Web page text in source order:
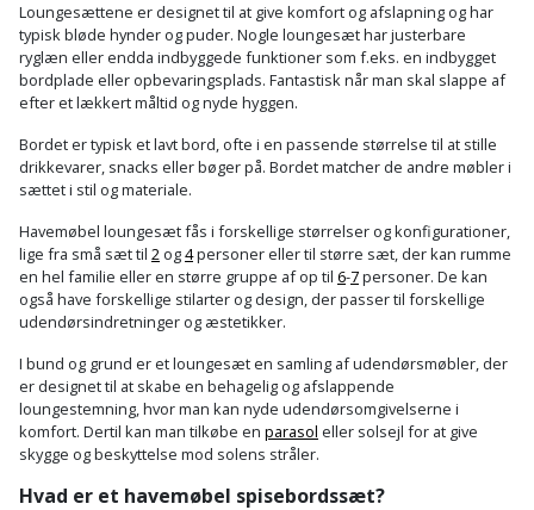
Rumdeler
Sand
og
grus
Skruer,
bolte
og
møtrikker
Skunklem
Søm
Sternbeklædning
Målebånd
Markeringsværktøj
Mejsel
Murerværktøj
Nedstryger
Nøgleværktøj
Økse
Oliekande
Forlængerledning
Fugepistol
Fugtmåler
Gipsskruemaskine
Girafsliber
Girafsliber
tilbehør
Høvl
kajak
Havemøbler
Havepleje
Haveredskaber
Haveslange
og
tilbehør
Havetilbehør
Hegn
Højbede
Loungesættene er designet til at give komfort og afslapning og har
typisk bløde hynder og puder. Nogle loungesæt har justerbare
ryglæn eller endda indbyggede funktioner som f.eks. en indbygget
bordplade eller opbevaringsplads. Fantastisk når man skal slappe af
efter et lækkert måltid og nyde hyggen.
Bordet er typisk et lavt bord, ofte i en passende størrelse til at stille
drikkevarer, snacks eller bøger på. Bordet matcher de andre møbler i
sættet i stil og materiale.
Havemøbel loungesæt fås i forskellige størrelser og konfigurationer,
lige fra små sæt til 2 og4personer eller til større sæt, der kan rumme
en hel familie eller en større gruppe af op til 6-7personer. De kan
også have forskellige stilarter og design, der passer til forskellige
udendørsindretninger og æstetikker.
I bund og grund er et loungesæt en samling af udendørsmøbler, der
er designet til at skabe en behagelig og afslappende
loungestemning, hvor man kan nyde udendørsomgivelserne i
komfort. Dertil kan man tilkøbe en parasol eller solsejl for at give
skygge og beskyttelse mod solens stråler.
Hvad er et havemøbel spisebordssæt?